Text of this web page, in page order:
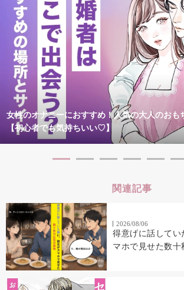
女性のオナニーにおすすめ！人気の大人のおも
【初心者でも気持ちいい♡】
関連記事
2026/08/06
得意げに話してい
マホで見せた数十